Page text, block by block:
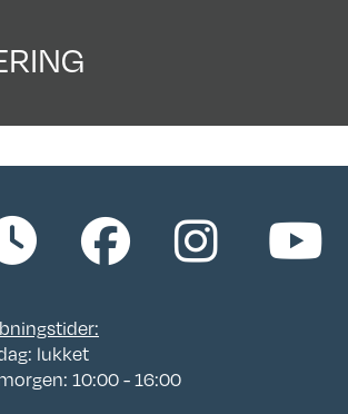
lukket
10:00 - 16:00